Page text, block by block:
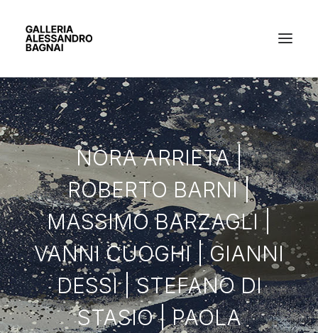
ARTISTI
MOSTRE
GALLERIA
BACHECA
CONTATTI
NORA ARRIETA |
ROBERTO BARNI |
MASSIMO BARZAGLI |
VANNI CUOGHI | GIANNI
DESSÌ | STEFANO DI
STASIO | PAOLA